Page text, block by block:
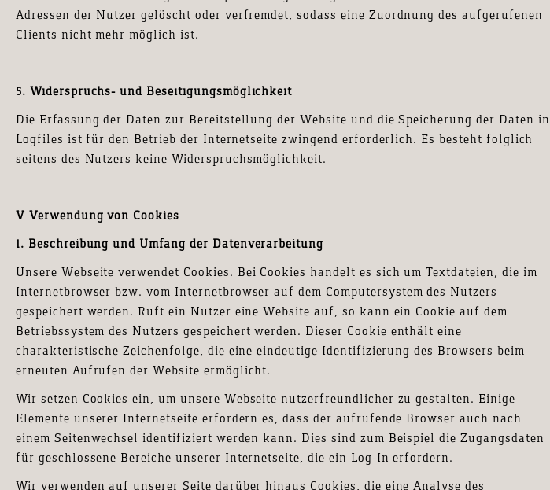
Adressen der Nutzer gelöscht oder verfremdet, sodass eine Zuordnung des aufgerufenen
Clients nicht mehr möglich ist.
5. Widerspruchs- und Beseitigungsmöglichkeit
Die Erfassung der Daten zur Bereitstellung der Website und die Speicherung der Daten in
Logfiles ist für den Betrieb der Internetseite zwingend erforderlich. Es besteht folglich
seitens des Nutzers keine Widerspruchsmöglichkeit.
V Verwendung von Cookies
1. Beschreibung und Umfang der Datenverarbeitung
Unsere Webseite verwendet Cookies. Bei Cookies handelt es sich um Textdateien, die im
Internetbrowser bzw. vom Internetbrowser auf dem Computersystem des Nutzers
gespeichert werden. Ruft ein Nutzer eine Website auf, so kann ein Cookie auf dem
Betriebssystem des Nutzers gespeichert werden. Dieser Cookie enthält eine
charakteristische Zeichenfolge, die eine eindeutige Identifizierung des Browsers beim
erneuten Aufrufen der Website ermöglicht.
Wir setzen Cookies ein, um unsere Webseite nutzerfreundlicher zu gestalten. Einige
Elemente unserer Internetseite erfordern es, dass der aufrufende Browser auch nach
einem Seitenwechsel identifiziert werden kann. Dies sind zum Beispiel die Zugangsdaten
für geschlossene Bereiche unserer Internetseite, die ein Log-In erfordern.
Wir verwenden auf unserer Seite darüber hinaus Cookies, die eine Analyse des